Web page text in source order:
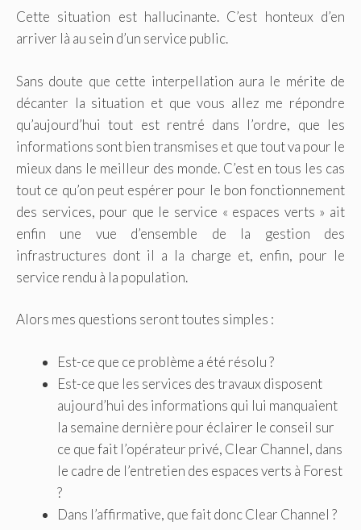
Cette situation est hallucinante. C’est honteux d’en
arriver là au sein d’un service public.
Sans doute que cette interpellation aura le mérite de
décanter la situation et que vous allez me répondre
qu’aujourd’hui tout est rentré dans l’ordre, que les
informations sont bien transmises et que tout va pour le
mieux dans le meilleur des monde. C’est en tous les cas
tout ce qu’on peut espérer pour le bon fonctionnement
des services, pour que le service « espaces verts » ait
enfin une vue d’ensemble de la gestion des
infrastructures dont il a la charge et, enfin, pour le
service rendu à la population.
Alors mes questions seront toutes simples :
Est-ce que ce problème a été résolu ?
Est-ce que les services des travaux disposent
aujourd’hui des informations qui lui manquaient
la semaine dernière pour éclairer le conseil sur
ce que fait l’opérateur privé, Clear Channel, dans
le cadre de l’entretien des espaces verts à Forest
?
Dans l’affirmative, que fait donc Clear Channel ?